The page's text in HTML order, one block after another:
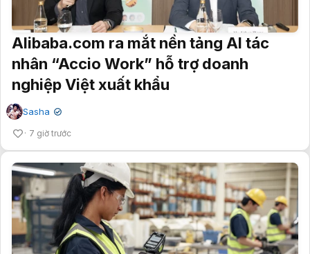
Alibaba.com ra mắt nền tảng AI tác
nhân “Accio Work” hỗ trợ doanh
nghiệp Việt xuất khẩu
Sasha ✔
7 giờ trước